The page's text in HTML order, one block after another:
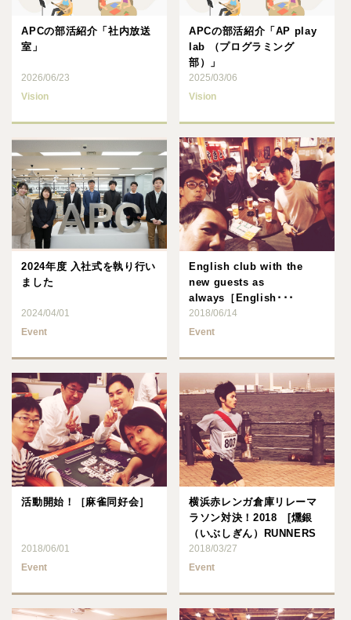
APCの部活紹介「社内放送
室」
2026/06/23
Vision
APCの部活紹介「AP play
lab （プログラミング
部）」
2025/03/06
Vision
2024年度 入社式を執り行い
ました
2024/04/01
Event
English club with the
new guests as
always［English･･･
2018/06/14
Event
活動開始！［麻雀同好会］
2018/06/01
Event
横浜赤レンガ倉庫リレーマ
ラソン対決！2018 [燻銀
（いぶしぎん）RUNNERS
倶楽部]
2018/03/27
Event